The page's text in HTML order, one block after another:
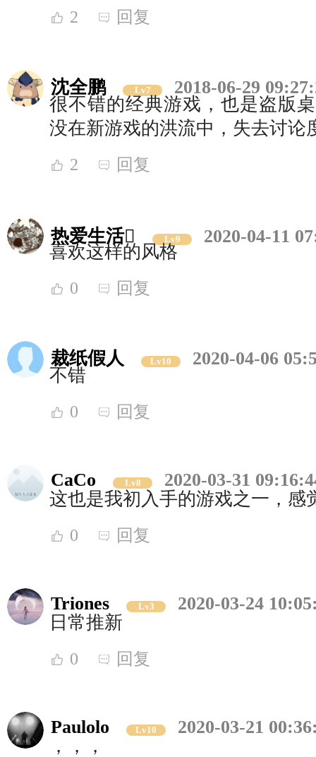
2 回复
沈全鹏 Lv7
2018-06-29
很不错的经典游戏，也是盗版
没在新游戏的洪流中，失去讨论
2 回复
热爱生活 Lv9 2020-04-11
喜欢这样的风格
0 回复
裁纸假人 Lv10
2020-04-06
不错
0 回复
CaCo Lv8
2020-03-31
这也是我初入手的游戏之一，感
0 回复
Triones Lv3
2020-03-24
日常推新
0 回复
Paulolo Lv10
2020-03-21
，，，